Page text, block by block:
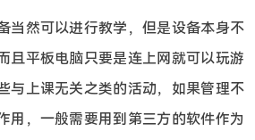
当然可以进行教学，但是设备本身不
且平板电脑只要是连上网就可以玩游
与上课无关之类的活动，如果管理不
用，一般需要用到第三方的软件作为